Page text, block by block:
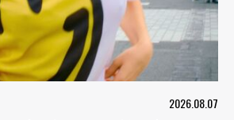
2026.08.07